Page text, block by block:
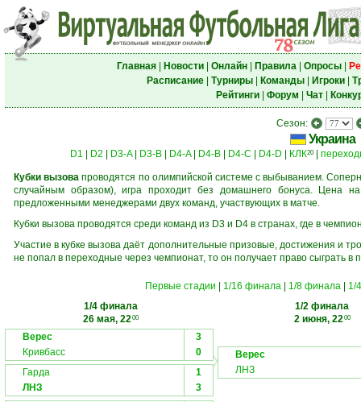
Главная| Новости| Онлайн| Правила| Опросы|
Расписание| Турниры| Команды| Игроки|
Рейтинги| Форум Чат|
Сезон:
Украина
D1 D2 D3-A| D3-B| D4-A| D4-B| D4-C D4-D КЛК20|
Кубки вызова проводятся по олимпийской системе с выбыванием.
случайным образом), игра проходит без домашнего бонуса. Цена
предложенными менеджерами двух команд, участвующих в матче.
Кубки вызова проводятся среди команд из D3 и D4 в странах, где в
Участие в кубке вызова даёт дополнительные призовые, достижения и
не попал в переходные через чемпионат, то он получает право сыграть
Первые стадии 1/16 финала| 1/8 финала|
1/
1/4 финала
26 мая, 2200
1/2 финала
2 июня, 2200
Верес
3
Кривбасс
0
Гарда
1
ЛНЗ
3
Верес
ЛНЗ